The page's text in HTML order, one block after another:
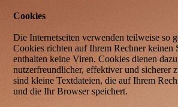
Cookies
Die Internetseiten verwenden teilweise so
Cookies richten auf Ihrem Rechner keinen
enthalten keine Viren. Cookies dienen
nutzerfreundlicher, effektiver und sicherer
sind kleine Textdateien, die auf Ihrem
und die Ihr Browser speichert.